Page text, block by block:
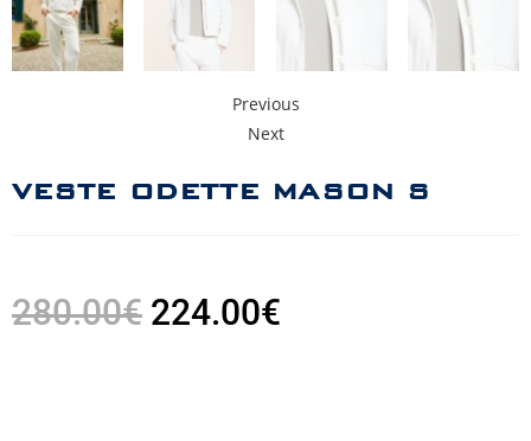
Previous
Next
VESTE ODETTE MASON S
280.00€ 224.00€